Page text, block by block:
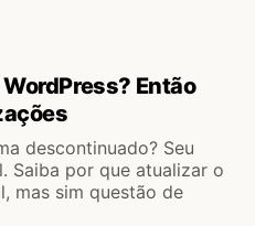
Então
descontinuado? Seu
Saiba por que atualizar o
mas sim questão de